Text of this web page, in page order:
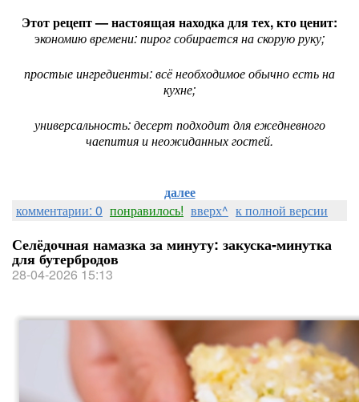
Этот рецепт — настоящая находка для тех, кто ценит:
экономию времени: пирог собирается на скорую руку;
простые ингредиенты: всё необходимое обычно есть на
кухне;
универсальность: десерт подходит для ежедневного
чаепития и неожиданных гостей.
далее
комментарии: 0 понравилось! вверх^ к полной версии
Селёдочная намазка за минуту: закуска‑минутка
для бутербродов
28-04-2026 15:13